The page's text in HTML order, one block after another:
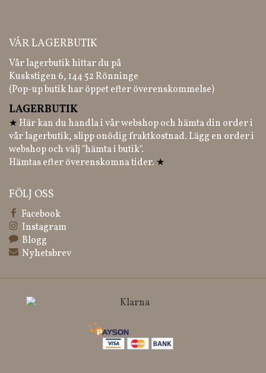
VÅR LAGERBUTIK
Vår lagerbutik hittar du på
Kuskstigen 6, 144 52 Rönninge
(Pop-up butik har öppet efter överenskommelse)
LAGERBUTIK
★ Här kan du handla i vår webshop och hämta din order i
vår lagerbutik, slipp onödig fraktkostnad. Lägg en order i
webshop och välj "hämta i butik".
Hämtas efter överenskomna tider. ★
FÖLJ OSS
Facebook
Instagram
Blogg
Nyhetsbrev